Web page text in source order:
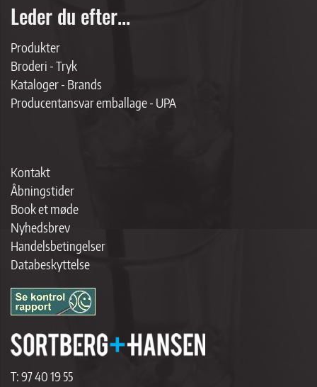
Leder du efter...
Produkter
Broderi - Tryk
Kataloger - Brands
Producentansvar emballage - UPA
Kontakt
Åbningstider
Book et møde
Nyhedsbrev
Handelsbetingelser
Databeskyttelse
T:97 40 19 55